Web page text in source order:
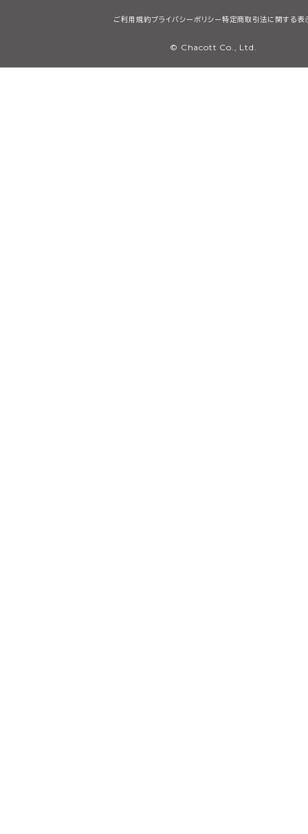
ご利用規約プライバシーポリシー特定商取引法に関する表
© Chacott Co., Ltd.